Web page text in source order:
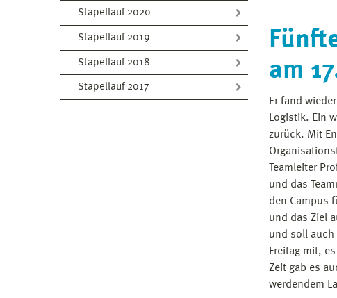
Stapellauf 2020
Stapellauf 2019
Stapellauf 2018
Stapellauf 2017
am
Er fand
Logistik. Ein
zurück. Mit
Teamleiter
und das
den Campus
und das Ziel
und soll auch
Freitag mit,
Zeit gab es
werdendem